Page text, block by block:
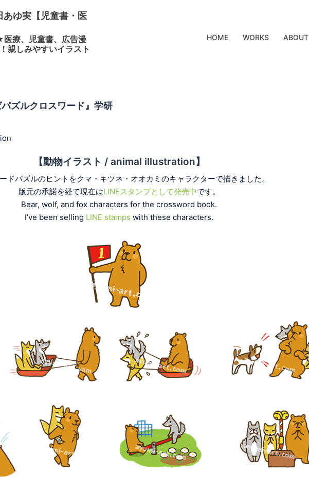
あゆ実【児童書・医
療、児童書、広告漫
親しみやすいイラスト
HOME WORKS ABOUT
ズルクロスワード』学研
【動物イラスト / animal illustration】
ドパズルのヒントをクマ・キツネ・オオカミのキャラクターで描きました。
版元の承諾を経て現在はLINEスタンプとして発売中です。
Bear, wolf, and fox characters for the crossword book.
I’ve been selling LINE stamps with these characters.